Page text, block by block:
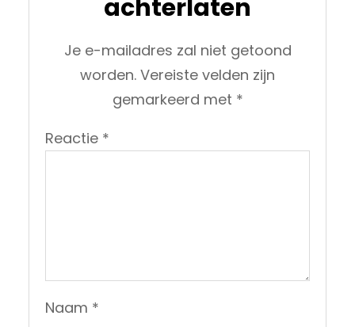
achterlaten
Je e-mailadres zal niet getoond
worden. Vereiste velden zijn
gemarkeerd met *
Reactie *
Naam *